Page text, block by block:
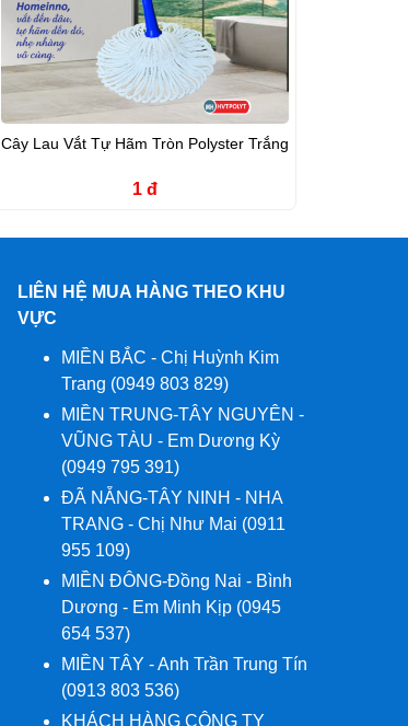
Cây Lau Vắt Tự Hãm Tròn Polyster Trắng
1 đ
LIÊN HỆ MUA HÀNG THEO KHU
VỰC
MIỀN BẮC - Chị Huỳnh Kim
Trang (0949 803 829)
MIỀN TRUNG-TÂY NGUYÊN -
VŨNG TÀU - Em Dương Kỳ
(0949 795 391)
ĐÃ NẴNG-TÂY NINH - NHA
TRANG - Chị Như Mai (0911
955 109)
MIỀN ĐÔNG-Đồng Nai - Bình
Dương - Em Minh Kịp (0945
654 537)
MIỀN TÂY - Anh Trần Trung Tín
(0913 803 536)
KHÁCH HÀNG CÔNG TY